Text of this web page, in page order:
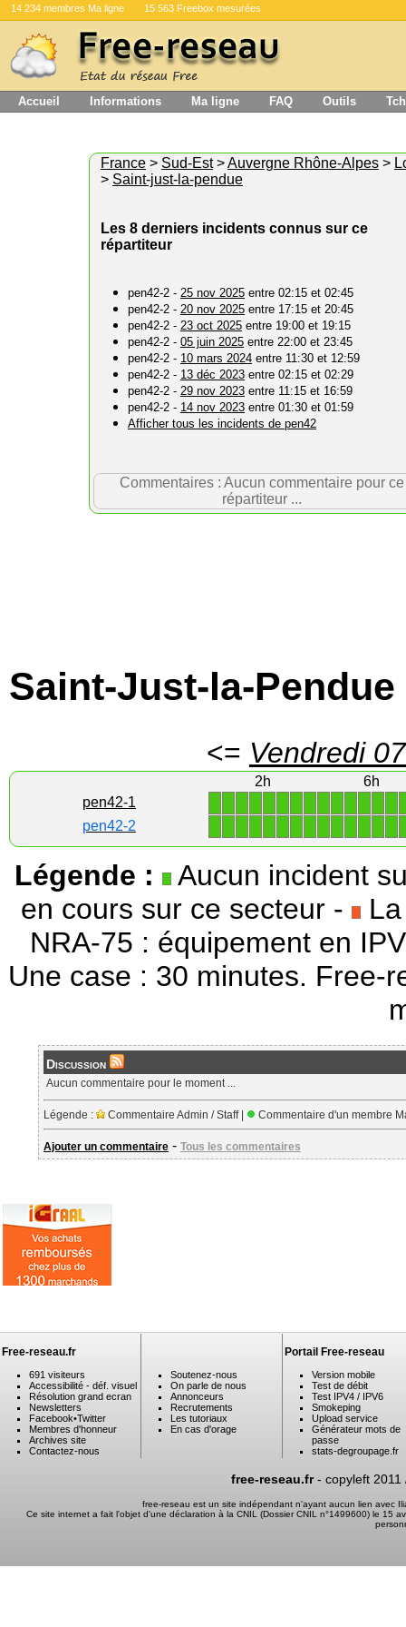
14 234 membres Ma ligne 15 563 Freebox mesurées
Accueil Informations Ma ligne FAQ Outils
France > Sud-Est>Auvergne Rhône-Alpes >
> Saint-just-la-pendue
Les 8 derniers incidents connus sur ce
répartiteur
pen42-2 - 25 nov 2025 entre 02:15 et 02:45
pen42-2 - 20 nov 2025 entre 17:15 et 20:45
pen42-2 - 23 oct 2025 entre 19:00 et 19:15
pen42-2 - 05 juin 2025 entre 22:00 et 23:45
pen42-2 - 10 mars 2024 entre 11:30 et 12:59
pen42-2 - 13 déc 2023 entre 02:15 et 02:29
pen42-2 - 29 nov 2023 entre 11:15 et 16:59
pen42-2 - 14 nov 2023 entre 01:30 et 01:59
Afficher tous les incidents de pen42
Commentaires : Aucun commentaire pour ce
répartiteur ...
Saint-Just-la-Pendue
<= Vendredi
2h
6h
pen42-1
pen42-2
Légende :
Aucun incident
en cours sur ce secteur - La
NRA-75 : équipement en
Une case : 30 minutes. Free-
Discussion
Aucun commentaire pour le moment ...
Légende : Commentaire Admin / Staff | Commentaire d'un membre
Ajouter un commentaire - Tous les commentaires
Free-reseau.fr
691 visiteurs
Accessibilité - déf. visuel
Résolution grand ecran
Newsletters
Facebook•Twitter
Membres d'honneur
Archives site
Contactez-nous
Soutenez-nous
On parle de nous
Annonceurs
Recrutements
Les tutoriaux
En cas d'orage
Portail Free-reseau
Version mobile
Test de débit
Test IPV4 / IPV6
Smokeping
Upload service
Générateur mots de
passe
stats-degroupage.fr
free-reseau.fr- copyleft 2011
free-reseau est un site indépendant n'ayant aucun lien avec
Ce site internet a fait l'objet d'une déclaration à la CNIL (Dossier CNIL n°1499600) le 15